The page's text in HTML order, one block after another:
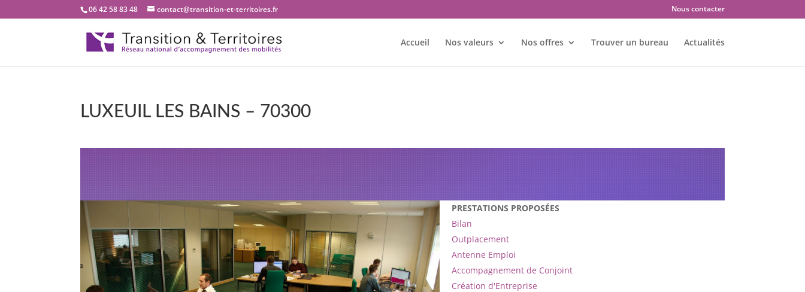
06 42 58 83 48 contact@transition-et-territoires.fr Nous contacter
Accueil Nos valeurs Nos offres Trouver un bureau Actualités
LUXEUIL LES BAINS – 70300
Bienvenue dans notre bureau Transition et territoires : LUXEUIL LES BAINS –
70300
PRESTATIONS PROPOSÉES
Bilan
Outplacement
Antenne Emploi
Accompagnement de Conjoint
Création d'Entreprise